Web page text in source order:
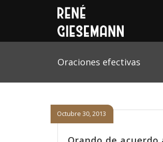
Oraciones efectivas
Octubre 30, 2013